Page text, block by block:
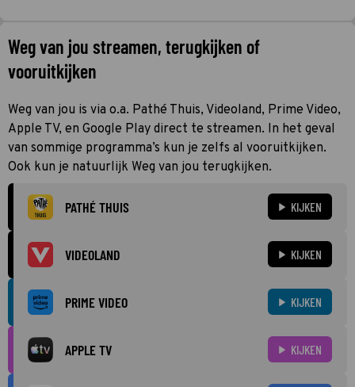
Weg van jou streamen, terugkijken of
vooruitkijken
Weg van jou is via o.a. Pathé Thuis, Videoland, Prime Video,
Apple TV, en Google Play direct te streamen. In het geval
van sommige programma’s kun je zelfs al vooruitkijken.
Ook kun je natuurlijk Weg van jou terugkijken.
PATHÉ THUIS KIJKEN
VIDEOLAND KIJKEN
PRIME VIDEO KIJKEN
APPLE TV KIJKEN